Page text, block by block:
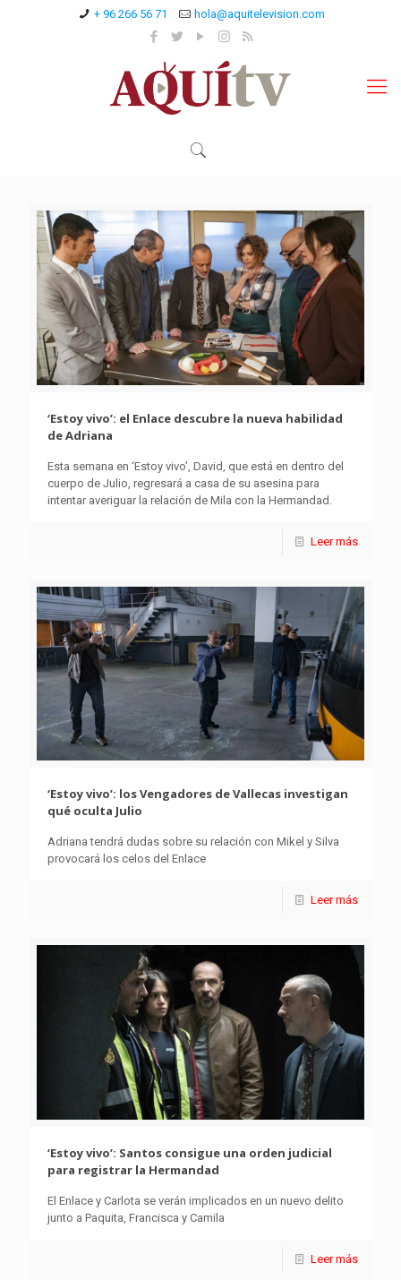
+ 96 266 56 71 hola@aquitelevision.com
‘Estoy vivo’: el Enlace descubre la nueva habilidad
de Adriana
Esta semana en ‘Estoy vivo’, David, que está en dentro del
cuerpo de Julio, regresará a casa de su asesina para
intentar averiguar la relación de Mila con la Hermandad.
Leer más
‘Estoy vivo’: los Vengadores de Vallecas investigan
qué oculta Julio
Adriana tendrá dudas sobre su relación con Mikel y Silva
provocará los celos del Enlace
Leer más
‘Estoy vivo’: Santos consigue una orden judicial
para registrar la Hermandad
El Enlace y Carlota se verán implicados en un nuevo delito
junto a Paquita, Francisca y Camila
Leer más